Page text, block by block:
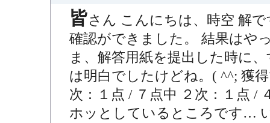
皆さん こんにちは、時空 解
確認ができました。 結果
ま、解答用紙を提出した時に
は明白でしたけどね。( ^^; 獲
次：１点 / ７点中 ２次：１点 /
ホッとしているところです